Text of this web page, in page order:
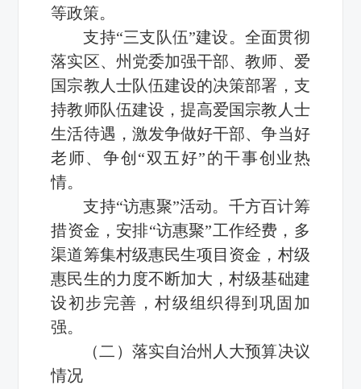
等政策。
支持“三支队伍”建设。全面贯彻
落实区、州党委加强干部、教师、爱
国宗教人士队伍建设的决策部署，支
持教师队伍建设，提高爱国宗教人士
生活待遇，激发争做好干部、争当好
老师、争创“双五好”的干事创业热
情。
支持“访惠聚”活动。千方百计筹
措资金，安排“访惠聚”工作经费，多
渠道筹集村级惠民生项目资金，村级
惠民生的力度不断加大，村级基础建
设初步完善，村级组织得到巩固加
强。
（二）落实自治州人大预算决议
情况